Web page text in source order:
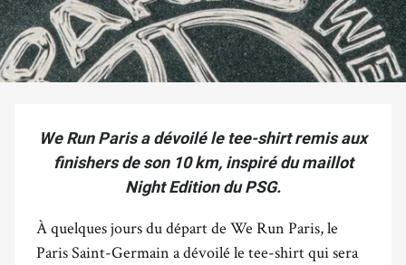
We Run Paris a dévoilé le tee-shirt remis aux
finishers de son 10 km, inspiré du maillot
Night Edition du PSG.
À quelques jours du départ de We Run Paris, le
Paris Saint-Germain a dévoilé le tee-shirt qui sera